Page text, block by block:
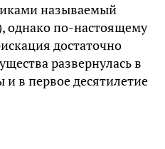
называемый
однако по-настоящему
достаточно
развернулась в
в первое десятилетие